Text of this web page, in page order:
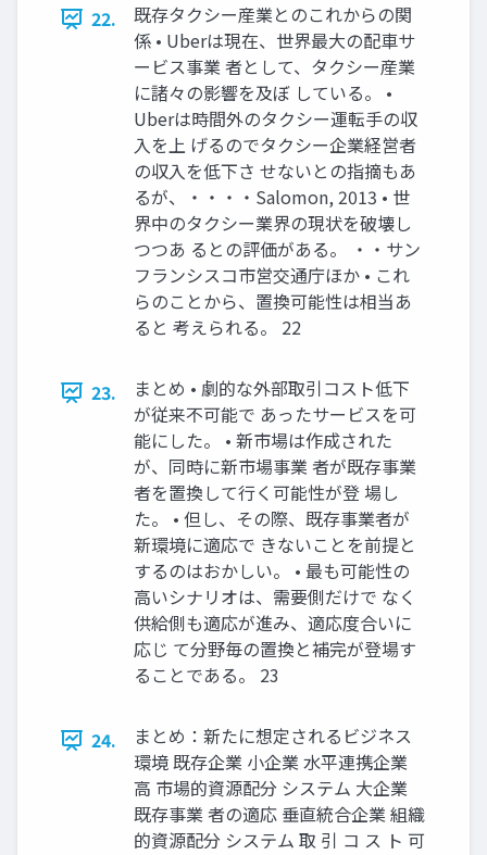
22.
既存タクシー産業とのこれからの関
係 • Uberは現在、世界最大の配車サ
ービス事業 者として、タクシー産業
に諸々の影響を及ぼ している。 •
Uberは時間外のタクシー運転手の収
入を上 げるのでタクシー企業経営者
の収入を低下さ せないとの指摘もあ
るが、・・・・Salomon, 2013 • 世
界中のタクシー業界の現状を破壊し
つつあ るとの評価がある。 ・・サン
フランシスコ市営交通庁ほか • これ
らのことから、置換可能性は相当あ
ると 考えられる。 22
23.
まとめ • 劇的な外部取引コスト低下
が従来不可能で あったサービスを可
能にした。 • 新市場は作成された
が、同時に新市場事業 者が既存事業
者を置換して行く可能性が登 場し
た。 • 但し、その際、既存事業者が
新環境に適応で きないことを前提と
するのはおかしい。 • 最も可能性の
高いシナリオは、需要側だけで なく
供給側も適応が進み、適応度合いに
応じ て分野毎の置換と補完が登場す
ることである。 23
24.
まとめ：新たに想定されるビジネス
環境 既存企業 小企業 水平連携企業
高 市場的資源配分 システム 大企業
既存事業 者の適応 垂直統合企業 組織
的資源配分 システム 取 引 コ ス ト 可